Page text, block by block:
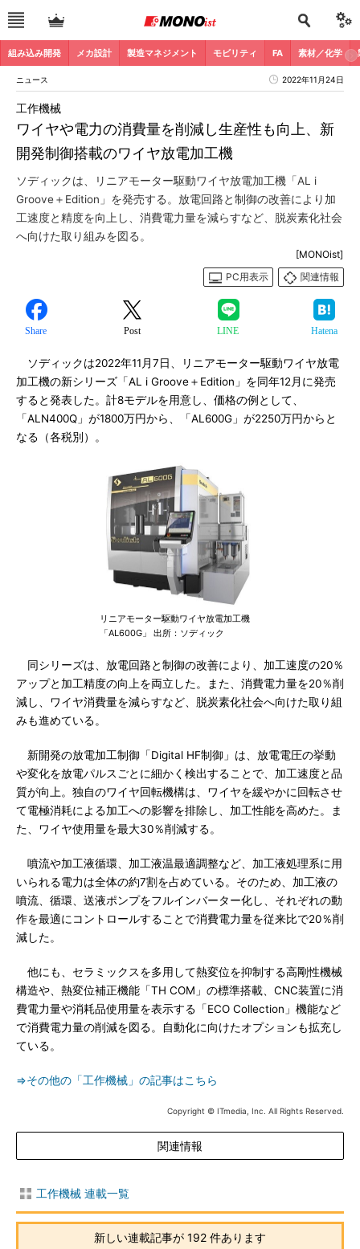
組み込み開発 メカ設計 製造マネジメント モビリティ FA 素材／化学
ニュース 2022年11月24日
ワイヤや電力の消費量を削減し生産性も向上、新
開発制御搭載のワイヤ放電加工機
工作機械
ソディックは、リニアモーター駆動ワイヤ放電加工機「AL i
Groove＋Edition」を発売する。放電回路と制御の改善により加
工速度と精度を向上し、消費電力量を減らすなど、脱炭素化社会
へ向けた取り組みを図る。
[MONOist]
PC用表示
関連情報
Share Post LINE Hatena
ソディックは2022年11月7日、リニアモーター駆動ワイヤ放電
加工機の新シリーズ「AL i Groove＋Edition」を同年12月に発売
すると発表した。計8モデルを用意し、価格の例として、
「ALN400Q」が1800万円から、「AL600G」が2250万円からと
なる（各税別）。
リニアモーター駆動ワイヤ放電加工機
「AL600G」 出所：ソディック
同シリーズは、放電回路と制御の改善により、加工速度の20％
アップと加工精度の向上を両立した。また、消費電力量を20％削
減し、ワイヤ消費量を減らすなど、脱炭素化社会へ向けた取り組
みも進めている。
新開発の放電加工制御「Digital HF制御」は、放電電圧の挙動
や変化を放電パルスごとに細かく検出することで、加工速度と品
質が向上。独自のワイヤ回転機構は、ワイヤを緩やかに回転させ
て電極消耗による加工への影響を排除し、加工性能を高めた。ま
た、ワイヤ使用量を最大30％削減する。
噴流や加工液循環、加工液温最適調整など、加工液処理系に用
いられる電力は全体の約7割を占めている。そのため、加工液の
噴流、循環、送液ポンプをフルインバーター化し、それぞれの動
作を最適にコントロールすることで消費電力量を従来比で20％削
減した。
他にも、セラミックスを多用して熱変位を抑制する高剛性機械
構造や、熱変位補正機能「TH COM」の標準搭載、CNC装置に消
費電力量や消耗品使用量を表示する「ECO Collection」機能など
で消費電力量の削減を図る。自動化に向けたオプションも拡充し
ている。
⇒その他の「工作機械」の記事はこちら
Copyright © ITmedia, Inc. All Rights Reserved.
関連情報
工作機械 連載一覧
新しい連載記事が 192 件あります